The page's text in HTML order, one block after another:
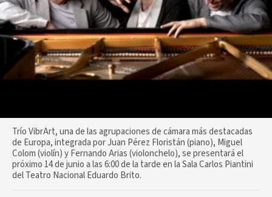
Trío VibrArt, una de las agrupaciones de cámara más destacadas
de Europa, integrada por Juan Pérez Floristán (piano), Miguel
Colom (violín) y Fernando Arias (violonchelo), se presentará el
próximo 14 de junio a las 6:00 de la tarde en la Sala Carlos Piantini
del Teatro Nacional Eduardo Brito.